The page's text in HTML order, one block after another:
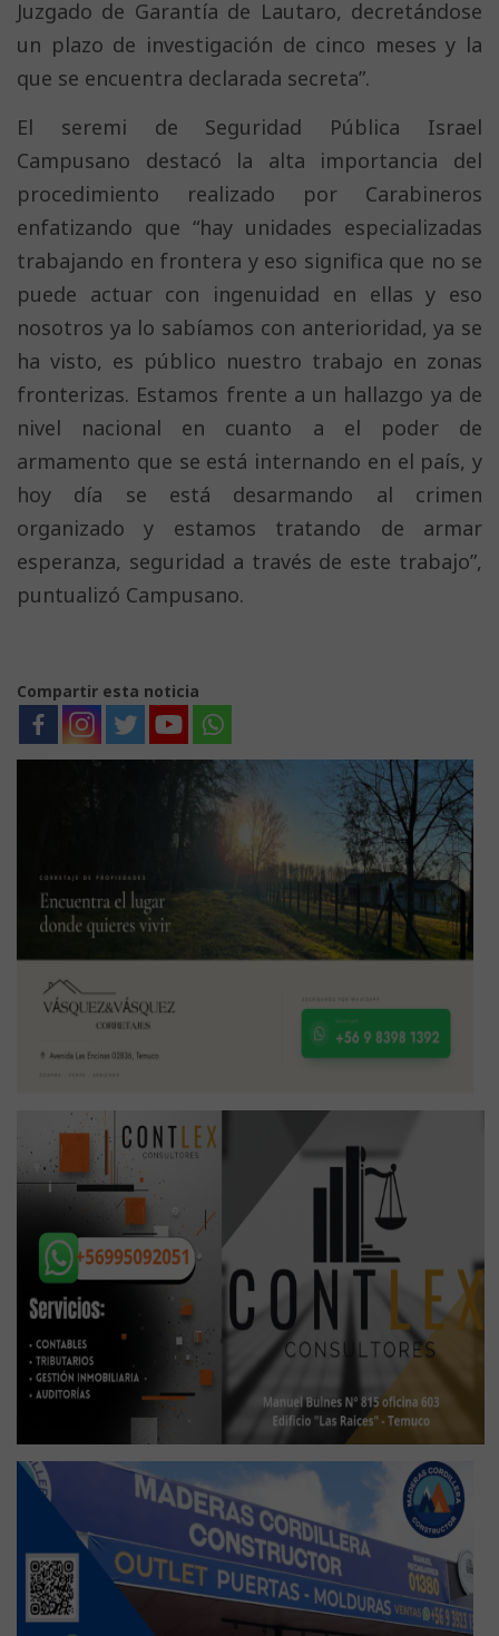
Juzgado de Garantía de Lautaro, decretándose
un plazo de investigación de cinco meses y la
que se encuentra declarada secreta”.
El seremi de Seguridad Pública Israel
Campusano destacó la alta importancia del
procedimiento realizado por Carabineros
enfatizando que “hay unidades especializadas
trabajando en frontera y eso significa que no se
puede actuar con ingenuidad en ellas y eso
nosotros ya lo sabíamos con anterioridad, ya se
ha visto, es público nuestro trabajo en zonas
fronterizas. Estamos frente a un hallazgo ya de
nivel nacional en cuanto a el poder de
armamento que se está internando en el país, y
hoy día se está desarmando al crimen
organizado y estamos tratando de armar
esperanza, seguridad a través de este trabajo”,
puntualizó Campusano.
Compartir esta noticia